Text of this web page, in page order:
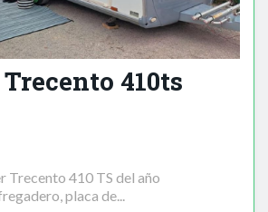
410ts
Trecento 410 TS del año
placa de...